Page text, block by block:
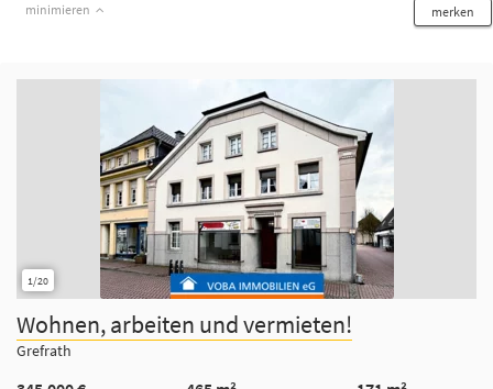
minimieren merken
1/20
Wohnen, arbeiten und vermieten!
Grefrath